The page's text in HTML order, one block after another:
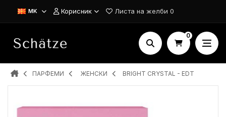
MK Корисник Листа на желби 0
0
ПАРФЕМИ ЖЕНСКИ BRIGHT CRYSTAL - EDT